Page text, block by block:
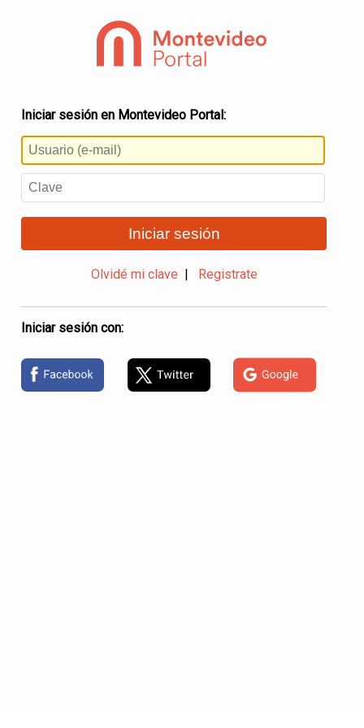
Iniciar sesión en Montevideo Portal:
Iniciar sesión
Olvidé mi clave Registrate
Iniciar sesión con: